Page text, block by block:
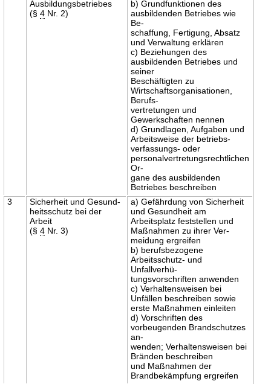
Ausbildungsbetriebes
(§4 Nr. 2)
b) Grundfunktionen des
ausbildenden Betriebes wie
Be-
schaffung, Fertigung, Absatz
und Verwaltung erklären
c) Beziehungen des
ausbildenden Betriebes und
seiner
Beschäftigten zu
Wirtschaftsorganisationen,
Berufs-
vertretungen und
Gewerkschaften nennen
d) Grundlagen, Aufgaben und
Arbeitsweise der betriebs-
verfassungs- oder
personalvertretungsrechtlichen
Or-
gane des ausbildenden
Betriebes beschreiben
3
Sicherheit und Gesund-
heitsschutz bei der
Arbeit
(§4 Nr. 3)
a) Gefährdung von Sicherheit
und Gesundheit am
Arbeitsplatz feststellen und
Maßnahmen zu ihrer Ver-
meidung ergreifen
b) berufsbezogene
Arbeitsschutz- und
Unfallverhü-
tungsvorschriften anwenden
c) Verhaltensweisen bei
Unfällen beschreiben sowie
erste Maßnahmen einleiten
d) Vorschriften des
vorbeugenden Brandschutzes
an-
wenden; Verhaltensweisen bei
Bränden beschreiben
und Maßnahmen der
Brandbekämpfung ergreifen